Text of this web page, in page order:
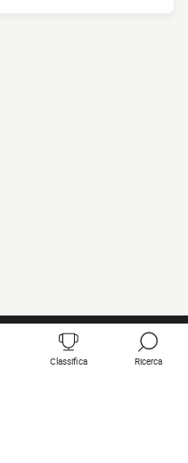
Classifica Ricerca